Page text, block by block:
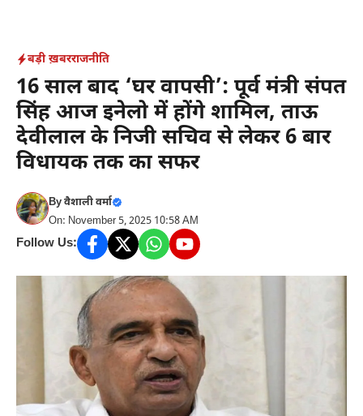
content
बड़ी ख़बरराजनीति
16 साल बाद ‘घर वापसी’: पूर्व मंत्री संपत
सिंह आज इनेलो में होंगे शामिल, ताऊ
देवीलाल के निजी सचिव से लेकर 6 बार
विधायक तक का सफर
Byवैशाली वर्मा
On: November 5, 2025 10:58 AM
Follow Us: